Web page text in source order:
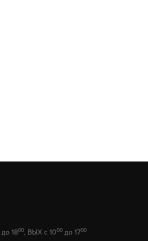
до 1800, ВЫХ с 1000 до 1700